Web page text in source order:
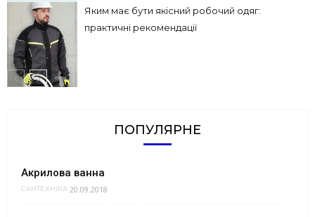
Яким має бути якісний робочий одяг:
практичні рекомендації
ПОПУЛЯРНЕ
Акрилова ванна
САНТЕХНІКА 20.09.2018